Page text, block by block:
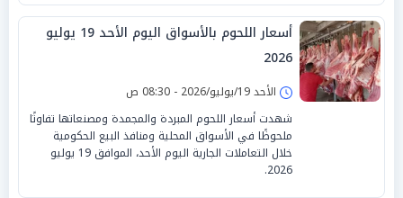
أسعار اللحوم بالأسواق اليوم الأحد 19 يوليو
2026
الأحد 19/يوليو/2026 - 08:30 ص
شهدت أسعار اللحوم المبردة والمجمدة ومصنعاتها تفاوتًا
ملحوظًا في الأسواق المحلية ومنافذ البيع الحكومية
خلال التعاملات الجارية اليوم الأحد، الموافق 19 يوليو
2026.